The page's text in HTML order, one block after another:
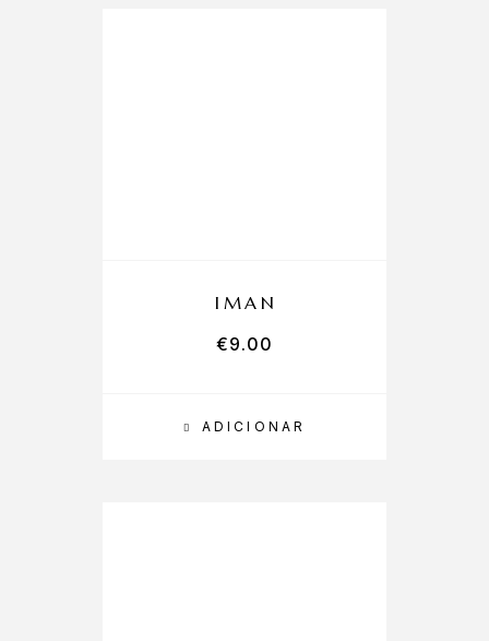
ADICIONAR
IMAN
€9.00